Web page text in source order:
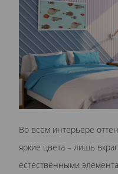
Во всем интерьере
яркие цвета – лишь
естественными